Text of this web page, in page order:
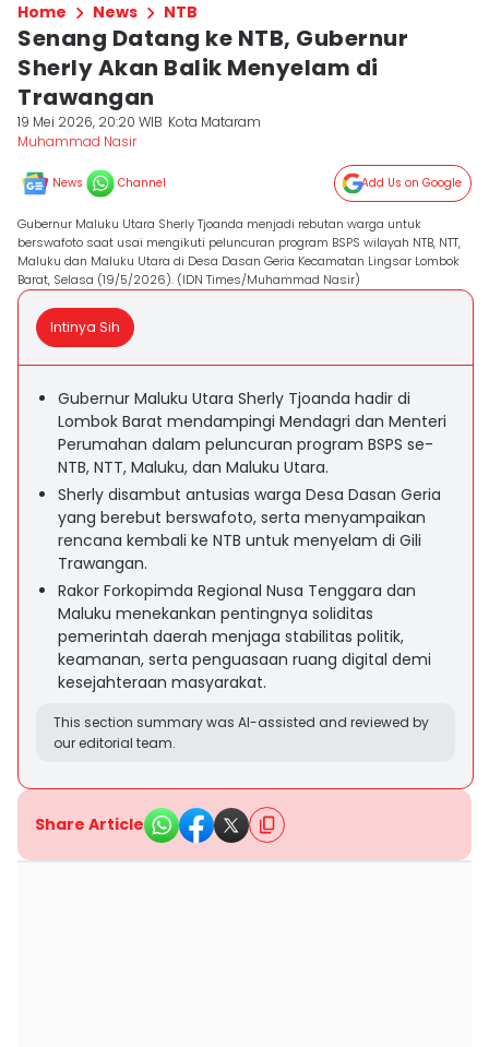
Home News NTB
Senang Datang ke NTB, Gubernur
Sherly Akan Balik Menyelam di
Trawangan
19 Mei 2026, 20:20 WIB Kota Mataram
Muhammad Nasir
News Channel Add Us on Google
Gubernur Maluku Utara Sherly Tjoanda menjadi rebutan warga untuk
berswafoto saat usai mengikuti peluncuran program BSPS wilayah NTB, NTT,
Maluku dan Maluku Utara di Desa Dasan Geria Kecamatan Lingsar Lombok
Barat, Selasa (19/5/2026). (IDN Times/Muhammad Nasir)
Intinya Sih
Gubernur Maluku Utara Sherly Tjoanda hadir di
Lombok Barat mendampingi Mendagri dan Menteri
Perumahan dalam peluncuran program BSPS se-
NTB, NTT, Maluku, dan Maluku Utara.
Sherly disambut antusias warga Desa Dasan Geria
yang berebut berswafoto, serta menyampaikan
rencana kembali ke NTB untuk menyelam di Gili
Trawangan.
Rakor Forkopimda Regional Nusa Tenggara dan
Maluku menekankan pentingnya soliditas
pemerintah daerah menjaga stabilitas politik,
keamanan, serta penguasaan ruang digital demi
kesejahteraan masyarakat.
This section summary was AI-assisted and reviewed by
our editorial team.
Share Article